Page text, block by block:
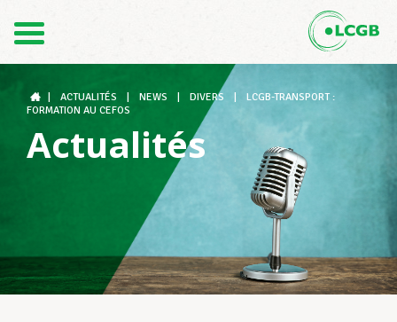
DE
Le LCGB
Structures syndicales
Assistance au Travail
ACTUALITÉS NEWS DIVERS
LCGB-TRANSPORT :
FORMATION AU CEFOS
Actualités